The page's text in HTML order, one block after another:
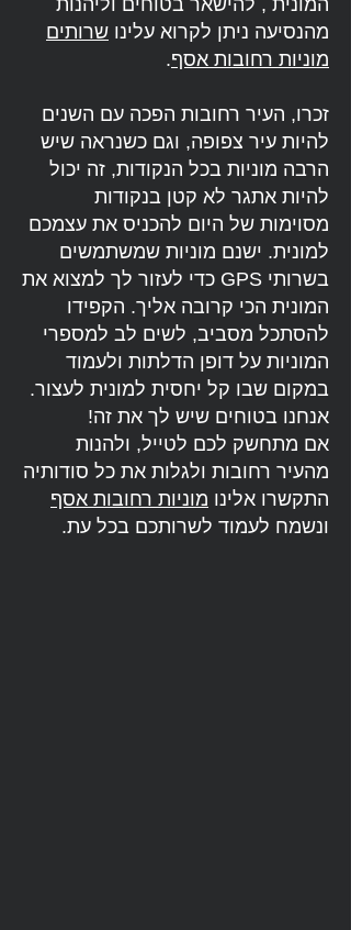
המונית , להישאר בטוחים וליהנות
מהנסיעה ניתן לקרוא עלינו שרותים
מוניות רחובות אסף.
זכרו, העיר רחובות הפכה עם השנים
להיות עיר צפופה, וגם כשנראה שיש
הרבה מוניות בכל הנקודות, זה יכול
להיות אתגר לא קטן בנקודות
מסוימות של היום להכניס את עצמכם
למונית. ישנם מוניות שמשתמשים
בשרותי GPS כדי לעזור לך למצוא את
המונית הכי קרובה אליך. הקפידו
להסתכל מסביב, לשים לב למספרי
המוניות על דופן הדלתות ולעמוד
במקום שבו קל יחסית למונית לעצור.
אנחנו בטוחים שיש לך את זה!
אם מתחשק לכם לטייל, ולהנות
מהעיר רחובות ולגלות את כל סודותיה
התקשרו אלינו מוניות רחובות אסף
ונשמח לעמוד לשרותכם בכל עת.